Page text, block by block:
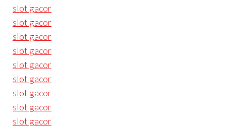
slot gacor
slot gacor
slot gacor
slot gacor
slot gacor
slot gacor
slot gacor
slot gacor
slot gacor